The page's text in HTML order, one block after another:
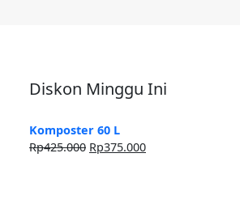
Diskon Minggu Ini
Komposter 60 L
Rp425.000 Harga
Rp375.000Harga